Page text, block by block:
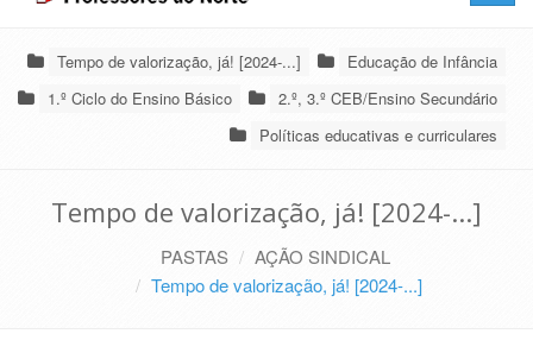
Tempo de valorização, já! [2024-...]
Educação de Infância
1.º Ciclo do Ensino Básico
2.º, 3.º CEB/Ensino Secundário
Políticas educativas e curriculares
Tempo de valorização, já! [2024-...]
PASTAS
AÇÃO SINDICAL
Tempo de valorização, já! [2024-...]